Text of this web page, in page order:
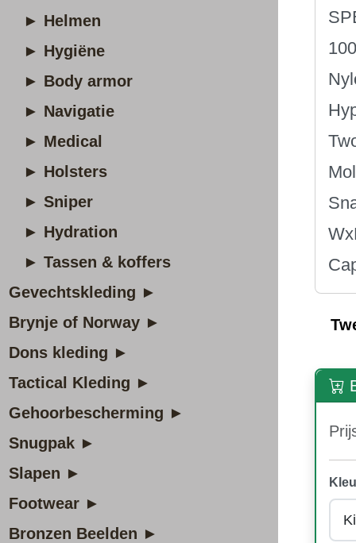
► Helmen
► Hygiëne
► Body armor
► Navigatie
► Medical
► Holsters
► Sniper
► Hydration
► Tassen & koffers
Gevechtskleding ►
Brynje of Norway ►
Dons kleding ►
Tactical Kleding ►
Gehoorbescherming ►
Snugpak ►
Slapen ►
Footwear ►
Bronzen Beelden ►